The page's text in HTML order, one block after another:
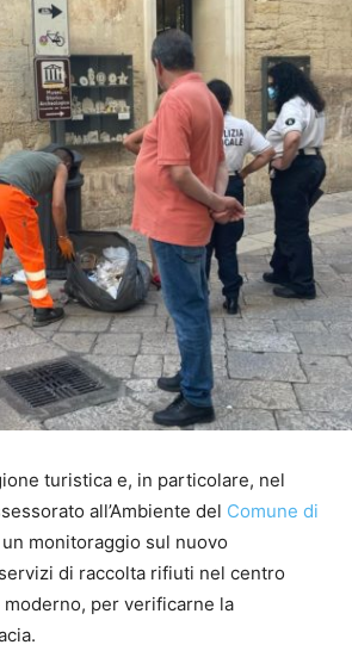
turistica e, in particolare, nel
all’Ambiente del Comune di
monitoraggio sul nuovo
di raccolta rifiuti nel centro
per verificarne la